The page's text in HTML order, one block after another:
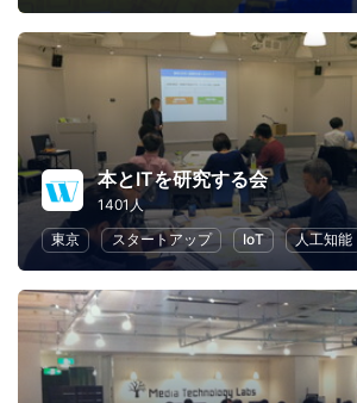
本とITを研究する会
1401人
東京
スタートアップ IoT 人工知能